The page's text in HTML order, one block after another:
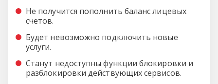
Не получится пополнить баланс лицевых
счетов.
Будет невозможно подключить новые
услуги.
Станут недоступны функции блокировки и
разблокировки действующих сервисов.